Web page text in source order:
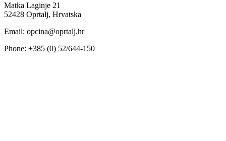
Matka Laginje 21
52428 Oprtalj, Hrvatska
Email: opcina@oprtalj.hr
Phone: +385 (0) 52/644-150